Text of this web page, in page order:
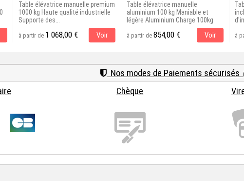
Table élévatrice manuelle premium
1000 kg Haute qualité industrielle
Supporte des...
à partir de 1 068,00 € Voir
Table élévatrice manuelle
aluminium 100 kg Maniable et
légère Aluminium Charge 100kg
à partir de854,00 € Voir à
Nos modes de Paiements sécurisés
Chèque